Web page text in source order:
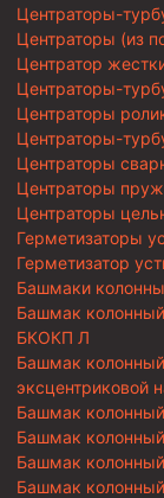
Центраторы-
Центраторы (из
Центратор
Центраторы-
Центраторы
Центраторы-
Центраторы
Центраторы
Центраторы
Герметизаторы
Герметизатор
Башмаки
Башмак
БКОКП Л
Башмак
эксцентриковой
Башмак
Башмак
Башмак
Башмак